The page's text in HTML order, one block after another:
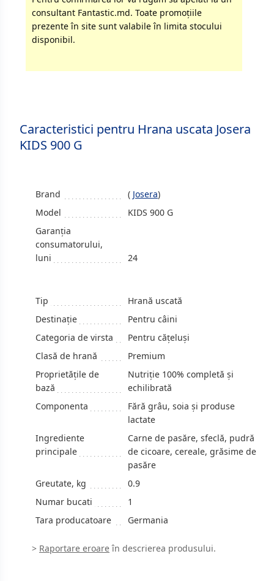
consultant Fantastic.md. Toate promoţiile
prezente în site sunt valabile în limita stocului
disponibil.
Caracteristici pentru Hrana uscata Josera
KIDS 900 G
Brand ( Josera)
Model
KIDS 900 G
Garanția
consumatorului,
luni
24
Tip
Hrană uscată
Destinație
Pentru câini
Categoria de virsta
Pentru cățeluși
Clasă de hrană
Premium
Proprietățile de
bază
Nutriție 100% completă și
echilibrată
Componenta
Fără grâu, soia și produse
lactate
Ingrediente
principale
Carne de pasăre, sfeclă, pudră
de cicoare, cereale, grăsime de
pasăre
Greutate, kg
0.9
Numar bucati
1
Tara producatoare
Germania
> Raportare eroareîn descrierea produsului.